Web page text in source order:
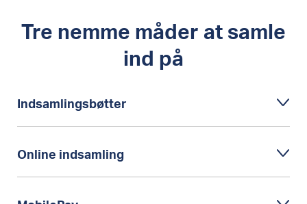
Tre nemme måder at samle
ind på
Indsamlingsbøtter
indsamlingsbøtte. Hvis du bestiller vores
med.Bestil aktivitetspakke
Online indsamling